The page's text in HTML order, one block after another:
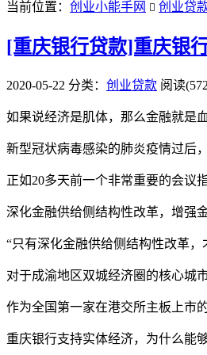
当前位置： 创业小能手网  创业贷
[重庆银行贷款]重庆银
2020-05-22 分类： 创业贷款 阅读
如果说经济是肌体，那么金融就是血
新型冠状病毒感染的肺炎疫情过后
正如20多天前一个非常重要的会议指
深化金融供给侧结构性改革，增强
“只有深化金融供给侧结构性改革
对于成渝地区双城经济圈的核心城
作为全国第一家在港交所主板上市
重庆银行支持实体经济，为什么能